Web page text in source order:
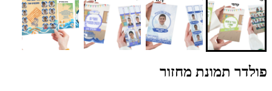
פולדר תמונת מחזור